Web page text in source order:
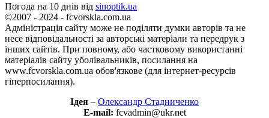
Погода на 10 днів від sinoptik.ua
©2007 - 2024 - fcvorskla.com.ua
Адміністрація сайту може не поділяти думки авторів та не
несе відповідальності за авторські матеріали та передрук з
інших сайтів. При повному, або частковому використанні
матеріалів сайту уболівальників, посилання на
www.fcvorskla.com.ua обов'язкове (для інтернет-ресурсів
гіперпосилання).
Ідея – Олександр Стадниченко
E-mail: fcvadmin@ukr.net